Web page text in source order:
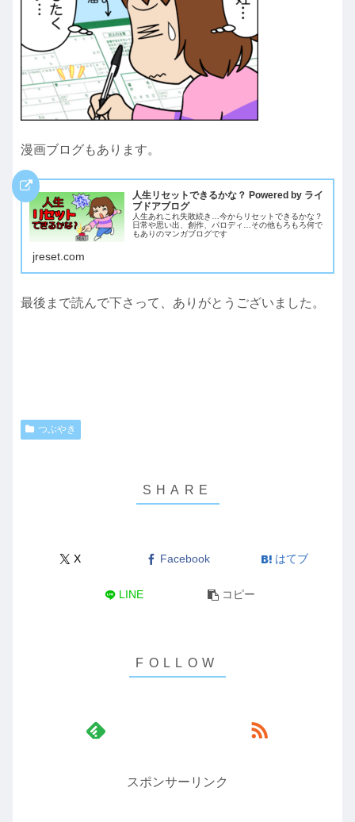
漫画ブログもあります。
人生リセットできるかな？ Powered by ライ
ブドアブログ
人生あれこれ失敗続き…今からリセットできるかな？
日常や思い出、創作、パロディ…その他もろもろ何で
もありのマンガブログです
jreset.com
最後まで読んで下さって、ありがとうございました。
つぶやき
X Facebook はてブ
LINE コピー
スポンサーリンク